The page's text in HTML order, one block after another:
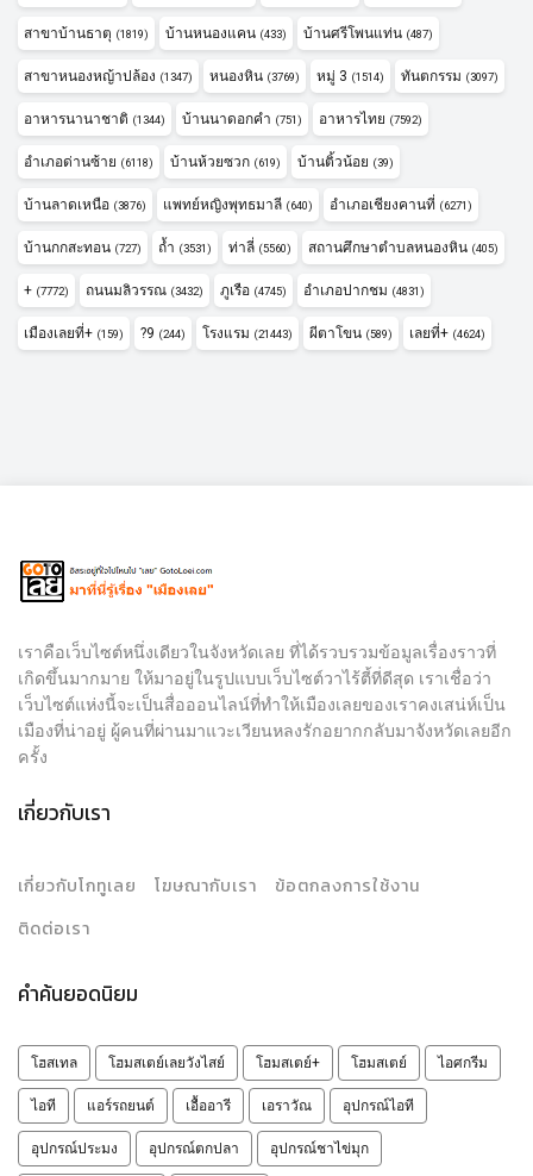
สาขาบ้านธาตุ (1819) บ้านหนองแคน (433) บ้านศรีโพนแท่น (487)
สาขาหนองหญ้าปล้อง (1347) หนองหิน (3769) หมู่ 3 (1514) ทันตกรรม (3097)
อาหารนานาชาติ (1344) บ้านนาดอกคำ (751) อาหารไทย (7592)
อำเภอด่านซ้าย (6118) บ้านห้วยซวก (619) บ้านติ้วน้อย (39)
บ้านลาดเหนือ (3876) แพทย์หญิงพุทธมาลี (640) อำเภอเชียงคานที่ (6271)
บ้านกกสะทอน (727) ถ้ำ (3531) ท่าลี่ (5560) สถานศึกษาตำบลหนองหิน (405)
+ (7772) ถนนมลิวรรณ (3432) ภูเรือ (4745) อำเภอปากชม (4831)
เมืองเลยที่+ (159) ?9 (244) โรงแรม (21443) ผีตาโขน (589) เลยที่+ (4624)
เราคือเว็บไซต์หนึ่งเดียวในจังหวัดเลย ที่ได้รวบรวมข้อมูลเรื่องราวที่
เกิดขึ้นมากมาย ให้มาอยู่ในรูปแบบเว็บไซต์วาไร้ตี้ที่ดีสุด เราเชื่อว่า
เว็บไซต์แห่งนี้จะเป็นสื่อออนไลน์ที่ทำให้เมืองเลยของเราคงเสน่ห์เป็น
เมืองที่น่าอยู่ ผู้คนที่ผ่านมาแวะเวียนหลงรักอยากกลับมาจังหวัดเลยอีก
ครั้ง
เกี่ยวกับเรา
เกี่ยวกับโกทูเลย โฆษณากับเรา
ข้อตกลงการใช้งาน
ติดต่อเรา
คำค้นยอดนิยม
โฮสเทล โฮมสเตย์เลยวังไสย์ โฮมสเตย์+ โฮมสเตย์ ไอศกรีม
ไอที แอร์รถยนต์ เอื้ออารี เอราวัณ อุปกรณ์ไอที
อุปกรณ์ประมง อุปกรณ์ตกปลา อุปกรณ์ชาไข่มุก